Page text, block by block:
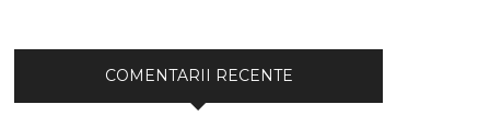
COMENTARII RECENTE